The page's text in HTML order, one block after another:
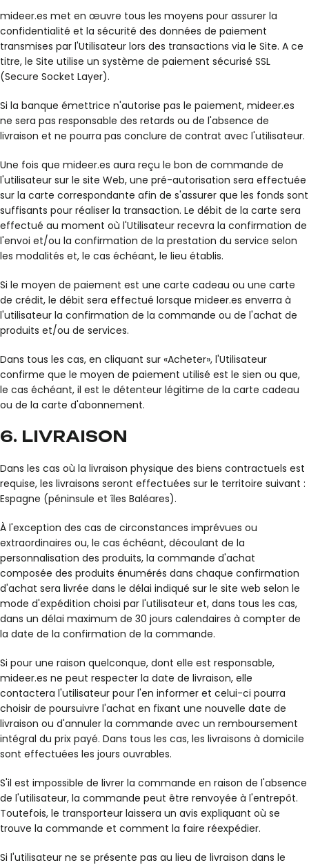
mideer.es met en œuvre tous les moyens pour assurer la
confidentialité et la sécurité des données de paiement
transmises par l'Utilisateur lors des transactions via le Site. A ce
titre, le Site utilise un système de paiement sécurisé SSL
(Secure Socket Layer).
Si la banque émettrice n'autorise pas le paiement, mideer.es
ne sera pas responsable des retards ou de l'absence de
livraison et ne pourra pas conclure de contrat avec l'utilisateur.
Une fois que mideer.es aura reçu le bon de commande de
l'utilisateur sur le site Web, une pré-autorisation sera effectuée
sur la carte correspondante afin de s'assurer que les fonds sont
suffisants pour réaliser la transaction. Le débit de la carte sera
effectué au moment où l'Utilisateur recevra la confirmation de
l'envoi et/ou la confirmation de la prestation du service selon
les modalités et, le cas échéant, le lieu établis.
Si le moyen de paiement est une carte cadeau ou une carte
de crédit, le débit sera effectué lorsque mideer.es enverra à
l'utilisateur la confirmation de la commande ou de l'achat de
produits et/ou de services.
Dans tous les cas, en cliquant sur «Acheter», l'Utilisateur
confirme que le moyen de paiement utilisé est le sien ou que,
le cas échéant, il est le détenteur légitime de la carte cadeau
ou de la carte d'abonnement.
6. LIVRAISON
Dans les cas où la livraison physique des biens contractuels est
requise, les livraisons seront effectuées sur le territoire suivant :
Espagne (péninsule et îles Baléares).
À l'exception des cas de circonstances imprévues ou
extraordinaires ou, le cas échéant, découlant de la
personnalisation des produits, la commande d'achat
composée des produits énumérés dans chaque confirmation
d'achat sera livrée dans le délai indiqué sur le site web selon le
mode d'expédition choisi par l'utilisateur et, dans tous les cas,
dans un délai maximum de 30 jours calendaires à compter de
la date de la confirmation de la commande.
Si pour une raison quelconque, dont elle est responsable,
mideer.es ne peut respecter la date de livraison, elle
contactera l'utilisateur pour l'en informer et celui-ci pourra
choisir de poursuivre l'achat en fixant une nouvelle date de
livraison ou d'annuler la commande avec un remboursement
intégral du prix payé. Dans tous les cas, les livraisons à domicile
sont effectuées les jours ouvrables.
S'il est impossible de livrer la commande en raison de l'absence
de l'utilisateur, la commande peut être renvoyée à l'entrepôt.
Toutefois, le transporteur laissera un avis expliquant où se
trouve la commande et comment la faire réexpédier.
Si l'utilisateur ne se présente pas au lieu de livraison dans le